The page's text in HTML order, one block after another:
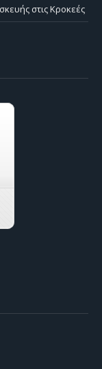
στις Κροκεές